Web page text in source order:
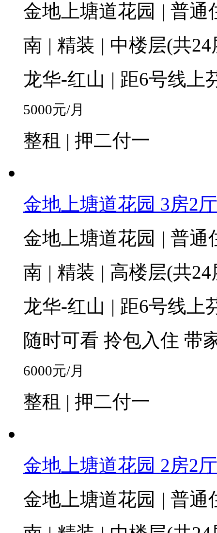
金地上塘道花园 | 普通
南 | 精装 | 中楼层(共
龙华-红山 | 距6号线上
5000元/月
整租 | 押二付一
金地上塘道花园 3房2
金地上塘道花园 | 普通
南 | 精装 | 高楼层(共
龙华-红山 | 距6号线上
随时可看 拎包入住 带
6000元/月
整租 | 押二付一
金地上塘道花园 2房2
金地上塘道花园 | 普通